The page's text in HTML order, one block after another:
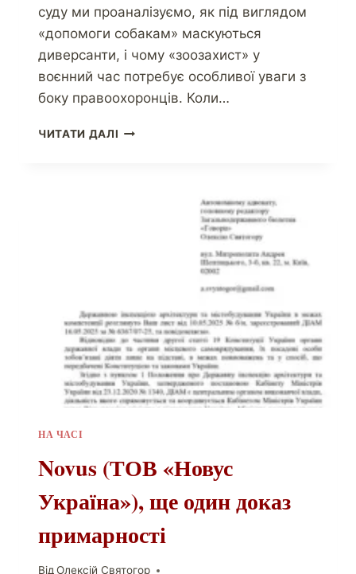
суду ми проаналізуємо, як під виглядом
«допомоги собакам» маскуються
диверсанти, і чому «зоозахист» у
воєнний час потребує особливої уваги з
боку правоохоронців. Коли…
ЧИТАТИ ДАЛІ
НА ЧАСІ
Novus (ТОВ «Новус
Україна»), ще один доказ
примарності
ВідОлексій Святогор